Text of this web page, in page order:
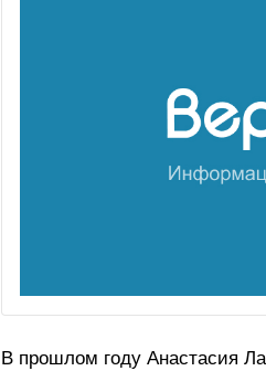
В прошлом году Анастасия